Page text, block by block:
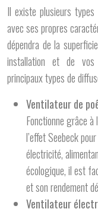
Il existe plusieurs types
avec ses propres
dépendra de la
installation et de vos
principaux types de
Ventilateur de
Fonctionne grâce
l’effet Seebeck
électricité,
écologique, il est
et son rendement
Ventilateur